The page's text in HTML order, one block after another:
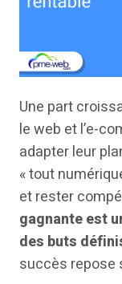
Une part
le web et l’e-
adapter leur
« tout
et rester
gagnante est
des buts
succès repose